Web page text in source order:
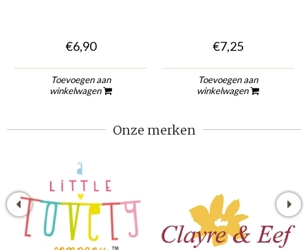
€6,90
Toevoegen aan
winkelwagen
€7,25
Toevoegen aan
winkelwagen
Onze merken